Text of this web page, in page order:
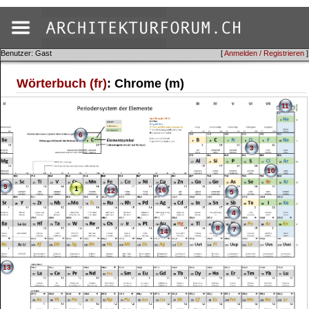
[Anmelden / Registrieren ]
Benutzer: Gast
Wörterbuch (fr): Chrome (m)
1
3
4
5
6
7
8
9
10
11
12
13
14
16